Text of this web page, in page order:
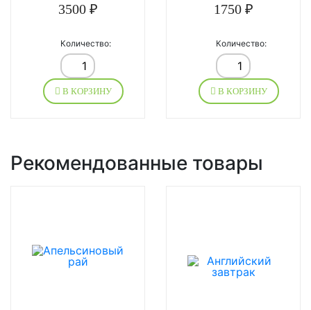
3500 ₽
Количество:
В КОРЗИНУ
1750 ₽
Количество:
В КОРЗИНУ
Рекомендованные товары